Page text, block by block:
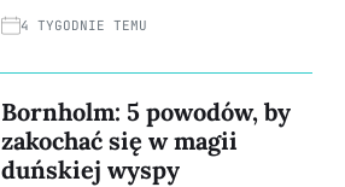
4 TYGODNIE TEMU
Bornholm: 5 powodów, by
zakochać się w magii
duńskiej wyspy